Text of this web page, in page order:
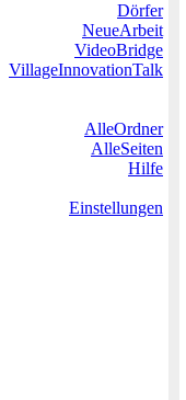
Dörfer
NeueArbeit
VideoBridge
VillageInnovationTalk
AlleOrdner
AlleSeiten
Hilfe
Einstellungen